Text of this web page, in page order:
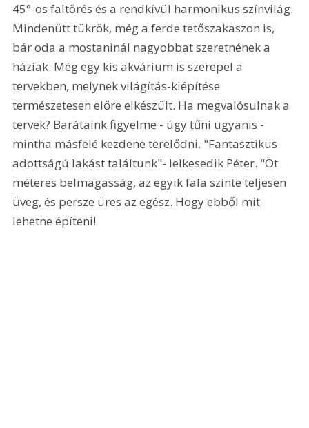
45°-os faltörés és a rendkívül harmonikus színvilág.
Mindenütt tükrök, még a ferde tetőszakaszon is,
bár oda a mostaninál nagyobbat szeretnének a
háziak. Még egy kis akvárium is szerepel a
tervekben, melynek világítás-kiépítése
természetesen előre elkészült. Ha megvalósulnak a
tervek? Barátaink figyelme - úgy tűni ugyanis -
mintha másfelé kezdene terelődni. "Fantasztikus
adottságú lakást találtunk"- lelkesedik Péter. "Öt
méteres belmagasság, az egyik fala szinte teljesen
üveg, és persze üres az egész. Hogy ebből mit
lehetne építeni!